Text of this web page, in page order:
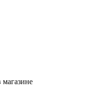
магазине